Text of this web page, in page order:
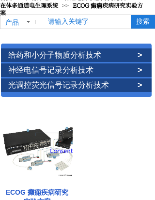
在体多通道电生理系统 >> ECOG 癫痫疾病研究实验方
案
产品 搜索
给药和小分子物质分析技术
>
神经电信号记录分析技术
>
光调控荧光信号记录分析技术
>
ECOG 癫痫疾病研究